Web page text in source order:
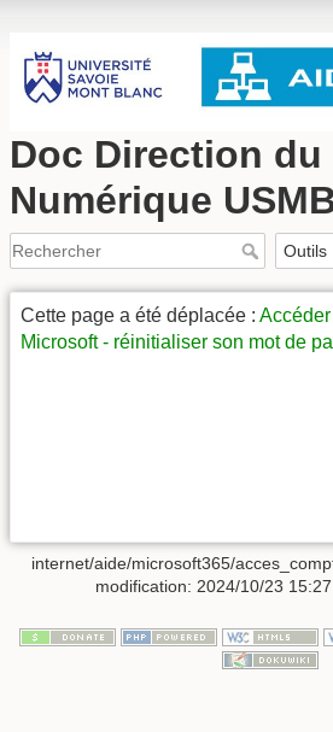
Doc Direction du
Numérique
Cette page a été déplacée :
Microsoft - réinitialiser son mot de
internet/aide/microsoft365/
modification: 2024/10/23